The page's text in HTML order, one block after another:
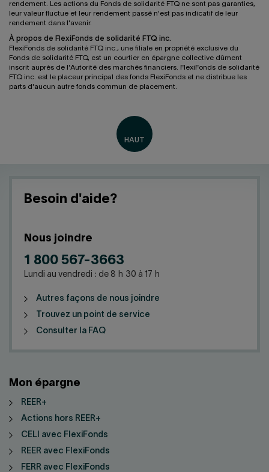
rendement. Les actions du Fonds de solidarité FTQ ne sont pas garanties,
leur valeur fluctue et leur rendement passé n'est pas indicatif de leur
rendement dans l'avenir.
À propos de FlexiFonds de solidarité FTQ inc.
FlexiFonds de solidarité FTQ inc., une filiale en propriété exclusive du
Fonds de solidarité FTQ, est un courtier en épargne collective dûment
inscrit auprès de l'Autorité des marchés financiers. FlexiFonds de solidarité
FTQ inc. est le placeur principal des fonds FlexiFonds et ne distribue les
parts d'aucun autre fonds commun de placement.
Besoin d'aide?
Nous joindre
1 800 567-3663
Lundi au vendredi : de 8 h 30 à 17 h
Autres façons de nous joindre
Trouvez un point de service
Consulter la FAQ
Mon épargne
REER+
Actions hors REER+
CELI avec FlexiFonds
REER avec FlexiFonds
FERR avec FlexiFonds